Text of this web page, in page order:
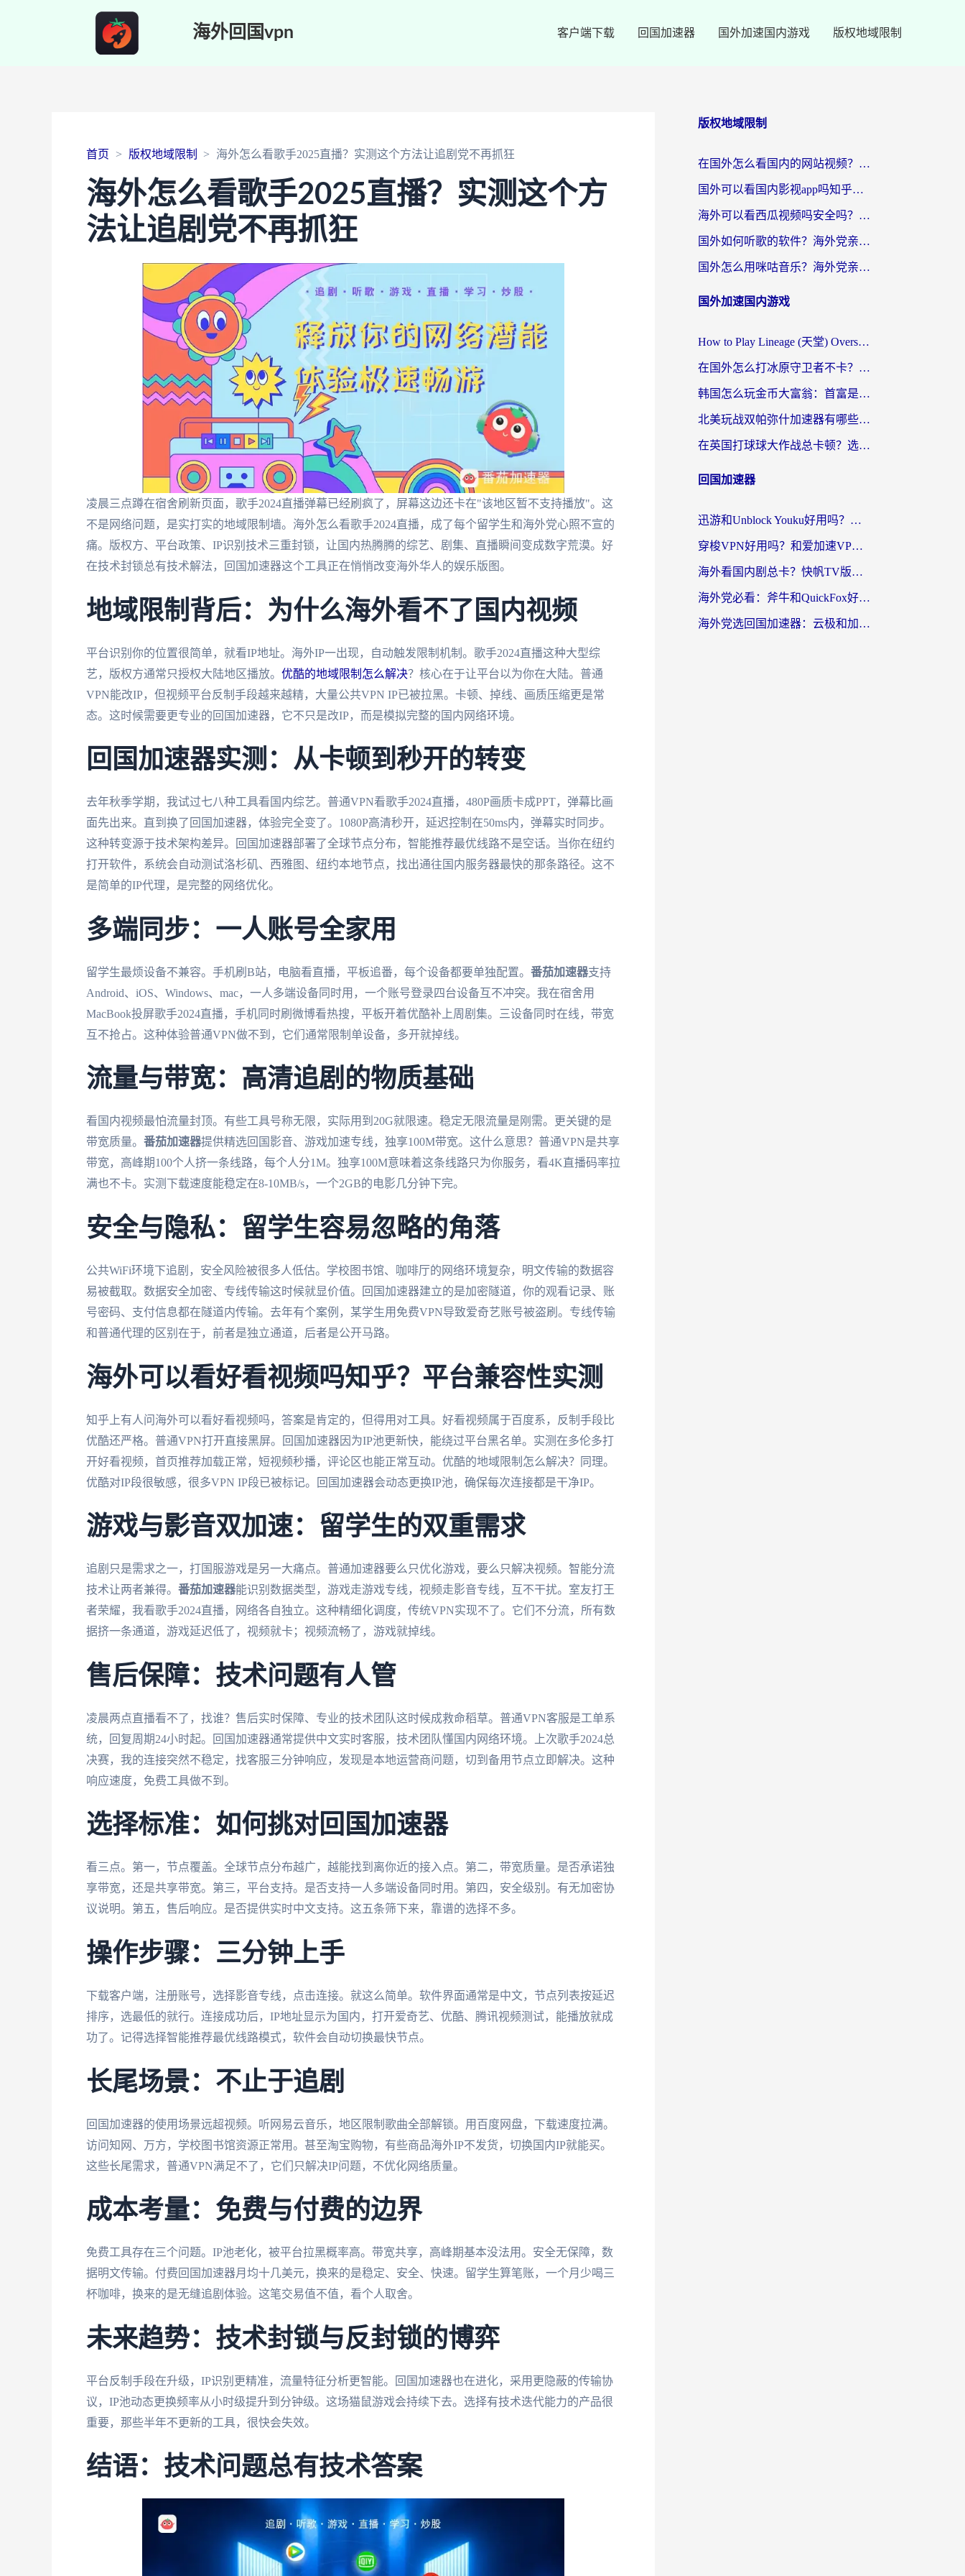
海外回国vpn 客户端下载 回国加速器 国外加速国内游戏 版权地域限制
首页 版权地域限制 海外怎么看歌手2025直播？实测这个方法让追剧党不再抓狂
海外怎么看歌手2025直播？实测这个方
法让追剧党不再抓狂
凌晨三点蹲在宿舍刷新页面，歌手2024直播弹幕已经刷疯了，屏幕这边还卡在"该地区暂不支持播放"。这
不是网络问题，是实打实的地域限制墙。海外怎么看歌手2024直播，成了每个留学生和海外党心照不宣的
痛。版权方、平台政策、IP识别技术三重封锁，让国内热腾腾的综艺、剧集、直播瞬间变成数字荒漠。好
在技术封锁总有技术解法，回国加速器这个工具正在悄悄改变海外华人的娱乐版图。
地域限制背后：为什么海外看不了国内视频
平台识别你的位置很简单，就看IP地址。海外IP一出现，自动触发限制机制。歌手2024直播这种大型综
艺，版权方通常只授权大陆地区播放。 优酷的地域限制怎么解决？核心在于让平台以为你在大陆。普通
VPN能改IP，但视频平台反制手段越来越精，大量公共VPN IP已被拉黑。卡顿、掉线、画质压缩更是常
态。这时候需要更专业的回国加速器，它不只是改IP，而是模拟完整的国内网络环境。
回国加速器实测：从卡顿到秒开的转变
去年秋季学期，我试过七八种工具看国内综艺。普通VPN看歌手2024直播，480P画质卡成PPT，弹幕比画
面先出来。直到换了回国加速器，体验完全变了。1080P高清秒开，延迟控制在50ms内，弹幕实时同步。
这种转变源于技术架构差异。回国加速器部署了全球节点分布，智能推荐最优线路不是空话。当你在纽约
打开软件，系统会自动测试洛杉矶、西雅图、纽约本地节点，找出通往国内服务器最快的那条路径。这不
是简单的IP代理，是完整的网络优化。
多端同步：一人账号全家用
留学生最烦设备不兼容。手机刷B站，电脑看直播，平板追番，每个设备都要单独配置。 番茄加速器支持
Android、iOS、Windows、mac，一人多端设备同时用，一个账号登录四台设备互不冲突。我在宿舍用
MacBook投屏歌手2024直播，手机同时刷微博看热搜，平板开着优酷补上周剧集。三设备同时在线，带宽
互不抢占。这种体验普通VPN做不到，它们通常限制单设备，多开就掉线。
流量与带宽：高清追剧的物质基础
看国内视频最怕流量封顶。有些工具号称无限，实际用到20G就限速。稳定无限流量是刚需。更关键的是
带宽质量。 番茄加速器提供精选回国影音、游戏加速专线，独享100M带宽。这什么意思？普通VPN是共享
带宽，高峰期100个人挤一条线路，每个人分1M。独享100M意味着这条线路只为你服务，看4K直播码率拉
满也不卡。实测下载速度能稳定在8-10MB/s，一个2GB的电影几分钟下完。
安全与隐私：留学生容易忽略的角落
公共WiFi环境下追剧，安全风险被很多人低估。学校图书馆、咖啡厅的网络环境复杂，明文传输的数据容
易被截取。数据安全加密、专线传输这时候就显价值。回国加速器建立的是加密隧道，你的观看记录、账
号密码、支付信息都在隧道内传输。去年有个案例，某学生用免费VPN导致爱奇艺账号被盗刷。专线传输
和普通代理的区别在于，前者是独立通道，后者是公开马路。
海外可以看好看视频吗知乎？平台兼容性实测
知乎上有人问海外可以看好看视频吗，答案是肯定的，但得用对工具。好看视频属于百度系，反制手段比
优酷还严格。普通VPN打开直接黑屏。回国加速器因为IP池更新快，能绕过平台黑名单。实测在多伦多打
开好看视频，首页推荐加载正常，短视频秒播，评论区也能正常互动。优酷的地域限制怎么解决？同理。
优酷对IP段很敏感，很多VPN IP段已被标记。回国加速器会动态更换IP池，确保每次连接都是干净IP。
游戏与影音双加速：留学生的双重需求
追剧只是需求之一，打国服游戏是另一大痛点。普通加速器要么只优化游戏，要么只解决视频。智能分流
技术让两者兼得。 番茄加速器能识别数据类型，游戏走游戏专线，视频走影音专线，互不干扰。室友打王
者荣耀，我看歌手2024直播，网络各自独立。这种精细化调度，传统VPN实现不了。它们不分流，所有数
据挤一条通道，游戏延迟低了，视频就卡；视频流畅了，游戏就掉线。
售后保障：技术问题有人管
凌晨两点直播看不了，找谁？售后实时保障、专业的技术团队这时候成救命稻草。普通VPN客服是工单系
统，回复周期24小时起。回国加速器通常提供中文实时客服，技术团队懂国内网络环境。上次歌手2024总
决赛，我的连接突然不稳定，找客服三分钟响应，发现是本地运营商问题，切到备用节点立即解决。这种
响应速度，免费工具做不到。
选择标准：如何挑对回国加速器
看三点。第一，节点覆盖。全球节点分布越广，越能找到离你近的接入点。第二，带宽质量。是否承诺独
享带宽，还是共享带宽。第三，平台支持。是否支持一人多端设备同时用。第四，安全级别。有无加密协
议说明。第五，售后响应。是否提供实时中文支持。这五条筛下来，靠谱的选择不多。
操作步骤：三分钟上手
下载客户端，注册账号，选择影音专线，点击连接。就这么简单。软件界面通常是中文，节点列表按延迟
排序，选最低的就行。连接成功后，IP地址显示为国内，打开爱奇艺、优酷、腾讯视频测试，能播放就成
功了。记得选择智能推荐最优线路模式，软件会自动切换最快节点。
长尾场景：不止于追剧
回国加速器的使用场景远超视频。听网易云音乐，地区限制歌曲全部解锁。用百度网盘，下载速度拉满。
访问知网、万方，学校图书馆资源正常用。甚至淘宝购物，有些商品海外IP不发货，切换国内IP就能买。
这些长尾需求，普通VPN满足不了，它们只解决IP问题，不优化网络质量。
成本考量：免费与付费的边界
免费工具存在三个问题。IP池老化，被平台拉黑概率高。带宽共享，高峰期基本没法用。安全无保障，数
据明文传输。付费回国加速器月均十几美元，换来的是稳定、安全、快速。留学生算笔账，一个月少喝三
杯咖啡，换来的是无缝追剧体验。这笔交易值不值，看个人取舍。
未来趋势：技术封锁与反封锁的博弈
平台反制手段在升级，IP识别更精准，流量特征分析更智能。回国加速器也在进化，采用更隐蔽的传输协
议，IP池动态更换频率从小时级提升到分钟级。这场猫鼠游戏会持续下去。选择有技术迭代能力的产品很
重要，那些半年不更新的工具，很快会失效。
结语：技术问题总有技术答案
版权地域限制
在国外怎么看国内的网站视频？别再踩坑！选对加速器秒回国内冲浪
国外可以看国内影视app吗知乎？留学生亲测有效的回国加速方案
海外可以看西瓜视频吗安全吗？留学生亲测：3步解决回国追剧难题，附靠谱加速器推荐
国外如何听歌的软件？海外党亲测有效的回国加速器指南
国外怎么用咪咕音乐？海外党亲测有效的听歌自由指南
国外加速国内游戏
How to Play Lineage (天堂) Overseas? The Ultimate Guide to Choosing the Best Chinese Server Game Accelerator (在国外打天堂加速器)
在国外怎么打冰原守卫者不卡？留学生亲测的国服游戏加速指南
韩国怎么玩金币大富翁：首富是谁？海外党国服游戏加速全攻略
北美玩战双帕弥什加速器有哪些？海外党亲测好用的国服加速指南
在英国打球球大作战总卡顿？选对加速器让你告别延迟（附实测攻略）
回国加速器
迅游和Unblock Youku好用吗？海外党亲测：3个维度教你选对回国加速器
穿梭VPN好用吗？和爱加速VPN对比哪个回国效果更好？海外党必看的实用指南
海外看国内剧总卡？快帆TV版VPN好用吗？和海牛VPN对比哪个回国效果更好？
海外党必看：斧牛和QuickFox好用吗？3步选对回国加速器，无缝刷国内剧玩游戏
海外党选回国加速器：云极和加速喵哪个好？附3款热门工具实测对比